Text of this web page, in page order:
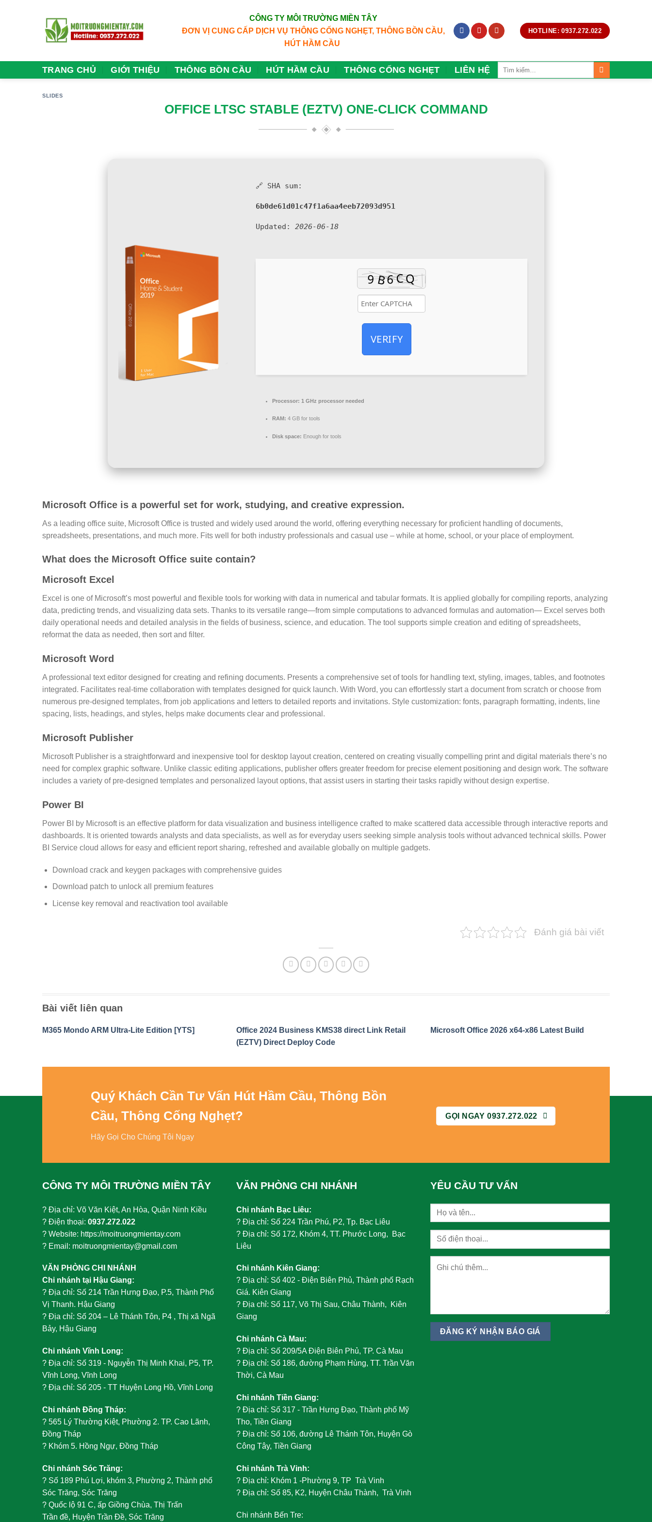
CÔNG TY MÔI TRƯỜNG MIỀN TÂY
ĐƠN VỊ CUNG CẤP DỊCH VỤ THÔNG CỐNG NGHẸT, THÔNG BỒN CẦU,
HÚT HẦM CẦU
HOTLINE: 0937.272.022
TRANG CHỦ GIỚI THIỆU THÔNG BỒN CẦU HÚT HẦM CẦU THÔNG CỐNG NGHẸT LIÊN HỆ
SLIDES
OFFICE LTSC STABLE (EZTV) ONE-CLICK COMMAND
🔗 SHA sum:
6b0de61d01c47f1a6aa4eeb72093d951
Updated: 2026-06-18
VERIFY
Processor: 1 GHz processor needed
RAM: 4 GB for tools
Disk space: Enough for tools
Microsoft Office is a powerful set for work, studying, and creative expression.
As a leading office suite, Microsoft Office is trusted and widely used around the world, offering everything necessary for proficient handling of documents,
spreadsheets, presentations, and much more. Fits well for both industry professionals and casual use – while at home, school, or your place of employment.
What does the Microsoft Office suite contain?
Microsoft Excel
Excel is one of Microsoft’s most powerful and flexible tools for working with data in numerical and tabular formats. It is applied globally for compiling reports, analyzing
data, predicting trends, and visualizing data sets. Thanks to its versatile range—from simple computations to advanced formulas and automation— Excel serves both
daily operational needs and detailed analysis in the fields of business, science, and education. The tool supports simple creation and editing of spreadsheets,
reformat the data as needed, then sort and filter.
Microsoft Word
A professional text editor designed for creating and refining documents. Presents a comprehensive set of tools for handling text, styling, images, tables, and footnotes
integrated. Facilitates real-time collaboration with templates designed for quick launch. With Word, you can effortlessly start a document from scratch or choose from
numerous pre-designed templates, from job applications and letters to detailed reports and invitations. Style customization: fonts, paragraph formatting, indents, line
spacing, lists, headings, and styles, helps make documents clear and professional.
Microsoft Publisher
Microsoft Publisher is a straightforward and inexpensive tool for desktop layout creation, centered on creating visually compelling print and digital materials there’s no
need for complex graphic software. Unlike classic editing applications, publisher offers greater freedom for precise element positioning and design work. The software
includes a variety of pre-designed templates and personalized layout options, that assist users in starting their tasks rapidly without design expertise.
Power BI
Power BI by Microsoft is an effective platform for data visualization and business intelligence crafted to make scattered data accessible through interactive reports and
dashboards. It is oriented towards analysts and data specialists, as well as for everyday users seeking simple analysis tools without advanced technical skills. Power
BI Service cloud allows for easy and efficient report sharing, refreshed and available globally on multiple gadgets.
Download crack and keygen packages with comprehensive guides
Download patch to unlock all premium features
License key removal and reactivation tool available
Đánh giá bài viết
Bài viết liên quan
M365 Mondo ARM Ultra-Lite Edition [YTS]
Office 2024 Business KMS38 direct Link Retail
(EZTV) Direct Deploy Code
Microsoft Office 2026 x64-x86 Latest Build
Quý Khách Cần Tư Vấn Hút Hầm Cầu, Thông Bồn
Cầu, Thông Cống Nghẹt?
Hãy Gọi Cho Chúng Tôi Ngay
GỌI NGAY 0937.272.022
CÔNG TY MÔI TRƯỜNG MIỀN TÂY
? Địa chỉ: Võ Văn Kiệt, An Hòa, Quận Ninh Kiều
? Điện thoại: 0937.272.022
? Website: https://moitruongmientay.com
? Email: moitruongmientay@gmail.com
VĂN PHÒNG CHI NHÁNH
Chi nhánh tại Hậu Giang:
? Địa chỉ: Số 214 Trần Hưng Đạo, P.5, Thành Phố
Vị Thanh. Hậu Giang
? Địa chỉ: Số 204 – Lê Thánh Tôn, P4 , Thị xã Ngã
Bảy, Hậu Giang
Chi nhánh Vĩnh Long:
? Địa chỉ: Số 319 - Nguyễn Thị Minh Khai, P5, TP.
Vĩnh Long, Vĩnh Long
? Địa chỉ: Số 205 - TT Huyện Long Hồ, Vĩnh Long
Chi nhánh Đồng Tháp:
? 565 Lý Thường Kiệt, Phường 2. TP. Cao Lãnh,
Đồng Tháp
? Khóm 5. Hồng Ngự, Đồng Tháp
Chi nhánh Sóc Trăng:
? Số 189 Phú Lợi, khóm 3, Phường 2, Thành phố
Sóc Trăng, Sóc Trăng
? Quốc lộ 91 C, ấp Giồng Chùa, Thị Trấn
Trần đề, Huyện Trần Đề, Sóc Trăng
VĂN PHÒNG CHI NHÁNH
Chi nhánh Bạc Liêu:
? Địa chỉ: Số 224 Trần Phú, P2, Tp. Bạc Liêu
? Địa chỉ: Số 172, Khóm 4, TT. Phước Long, Bạc
Liêu
Chi nhánh Kiên Giang:
? Địa chỉ: Số 402 - Điện Biên Phủ, Thành phố Rạch
Giá. Kiên Giang
? Địa chỉ: Số 117, Võ Thị Sau, Châu Thành, Kiên
Giang
Chi nhánh Cà Mau:
? Địa chỉ: Số 209/5A Điện Biên Phủ, TP. Cà Mau
? Địa chỉ: Số 186, đường Phạm Hùng, TT. Trần Văn
Thời, Cà Mau
Chi nhánh Tiền Giang:
? Địa chỉ: Số 317 - Trần Hưng Đạo, Thành phố Mỹ
Tho, Tiền Giang
? Địa chỉ: Số 106, đường Lê Thánh Tôn, Huyện Gò
Công Tây, Tiền Giang
Chi nhánh Trà Vinh:
? Địa chỉ: Khóm 1 -Phường 9, TP Trà Vinh
? Địa chỉ: Số 85, K2, Huyện Châu Thành, Trà Vinh
Chi nhánh Bến Tre:
YÊU CẦU TƯ VẤN